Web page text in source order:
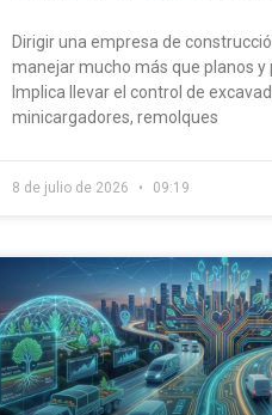
Dirigir una empresa de
manejar mucho más que planos y
Implica llevar el control de
minicargadores, remolques
8 de julio de 2026 09:19